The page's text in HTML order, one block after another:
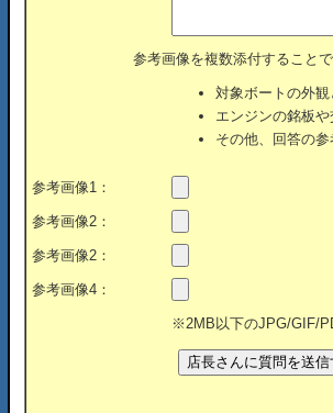
参考画像を複数添付すること
対象ボートの外
エンジンの銘板
その他、回答の
参考画像1：
参考画像2：
参考画像2：
参考画像4：
※2MB以下のJPG/GIF/